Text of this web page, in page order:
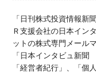
「日刊株式投資情報新
Ｒ支援会社の日本イン
ットの株式専門メール
「日本インタビュ新聞
「経営者紀行」、「個